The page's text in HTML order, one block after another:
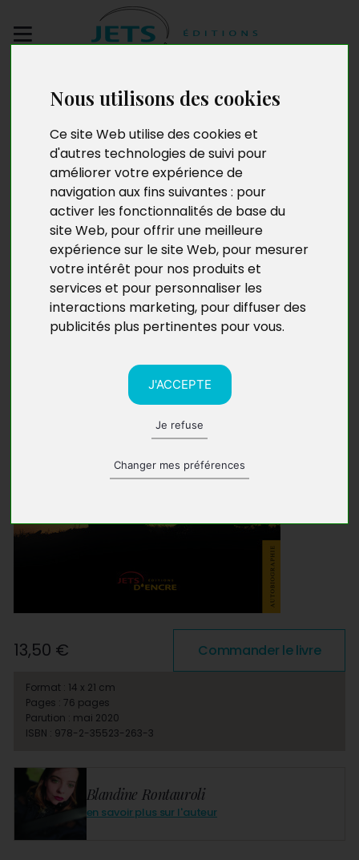
Nous utilisons des cookies
Ce site Web utilise des cookies et
d'autres technologies de suivi pour
améliorer votre expérience de
navigation aux fins suivantes : pour
activer les fonctionnalités de base du
site Web, pour offrir une meilleure
expérience sur le site Web, pour mesurer
votre intérêt pour nos produits et
services et pour personnaliser les
interactions marketing, pour diffuser des
publicités plus pertinentes pour vous.
J'ACCEPTE
Je refuse
Changer mes préférences
manuscrit
Moi femme enfant
Blandine Rontauroli
en savoir plus sur l'auteur
13,50 € Commander le livre
Format : 14 x 21 cm
Pages : 76 pages
Parution : mai 2020
ISBN : 978-2-35523-263-3